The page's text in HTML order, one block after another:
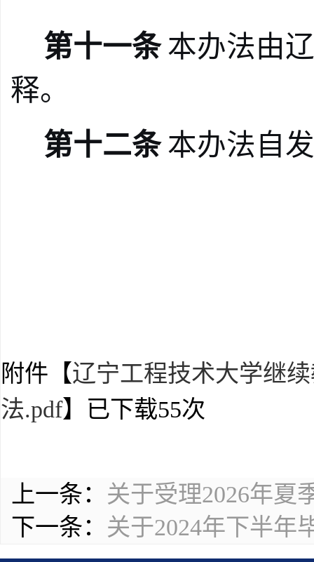
第十一条 本办法由
释。
第十二条 本办法自
附件【辽宁工程技术大学继
法.pdf】已下载55次
上一条： 关于受理2026年夏
下一条： 关于2024年下半年